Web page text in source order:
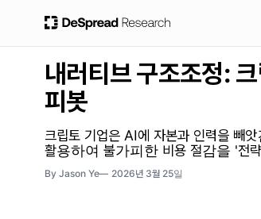
내러티브 구조조정:
피봇
크립토 기업은 AI에 자본과 인력을 빼
활용하여 불가피한 비용 절감을 '전
By Jason Ye 2026년 3월 25일